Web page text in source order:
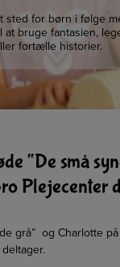
sted for børn i følge
bruge fantasien,
fortælle historier.
“De små
Plejecenter
grå” og Charlotte